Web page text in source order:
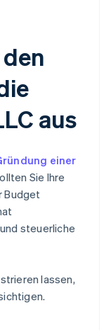
aus
einer
Sie Ihre
Budget
steuerliche
lassen,